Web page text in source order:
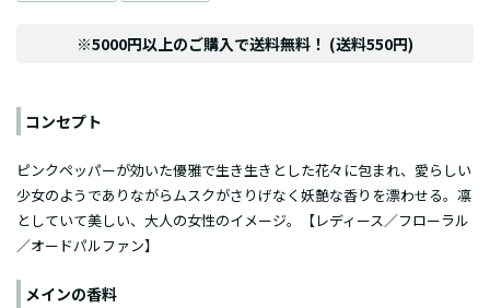
※5000円以上のご購入で送料無料！ (送料550円)
コンセプト
ピンクペッパーが効いた優雅で生き生きとした花々に包まれ、愛らしい
少女のようでありながらムスクがさりげなく妖艶な香りを漂わせる。凛
としていて美しい、大人の女性のイメージ。【レディース／フローラル
／オードパルファン】
メインの香料